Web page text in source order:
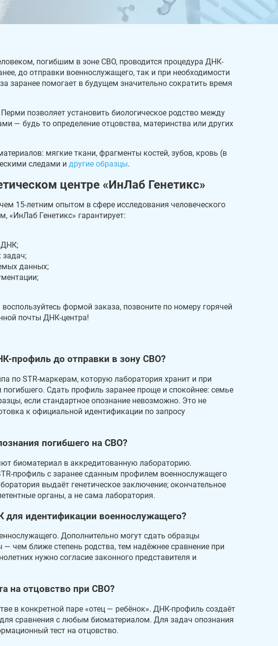
погибшим в зоне СВО, проводится процедура ДНК-
до отправки военнослужащего, так и при необходимости
заранее помогает в будущем значительно сократить время
позволяет установить биологическое родство между
— будь то определение отцовства, материнства или других
мягкие ткани, фрагменты костей, зубов, кровь (в
следами и другие образцы.
центре «ИнЛаб Генетикс»
15-летним опытом в сфере исследования человеческого
«ИнЛаб Генетикс» гарантирует:
ДНК;
задач;
данных;
формой заказа, позвоните по номеру горячей
почты ДНК-центра!
профиль до отправки в зону СВО?
по STR-маркерам, которую лаборатория хранит и при
Сдать профиль заранее проще и спокойнее: семье
если стандартное опознание невозможно. Это не
к официальной идентификации по запросу
погибшего на СВО?
биоматериал в аккредитованную лабораторию.
профиль с заранее сданным профилем военнослужащего
выдаёт генетическое заключение; окончательное
органы, а не сама лаборатория.
для идентификации военнослужащего?
Дополнительно могут сдать образцы
— чем ближе степень родства, тем надёжнее сравнение при
нужно согласие законного представителя и
на отцовство при СВО?
в конкретной паре «отец — ребёнок». ДНК-профиль создаёт
сравнения с любым биоматериалом. Для задач опознания
тест на отцовство.